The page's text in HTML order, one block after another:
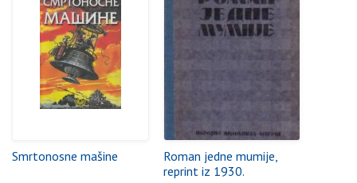
Smrtonosne mašine
Roman jedne mumije,
reprint iz 1930.